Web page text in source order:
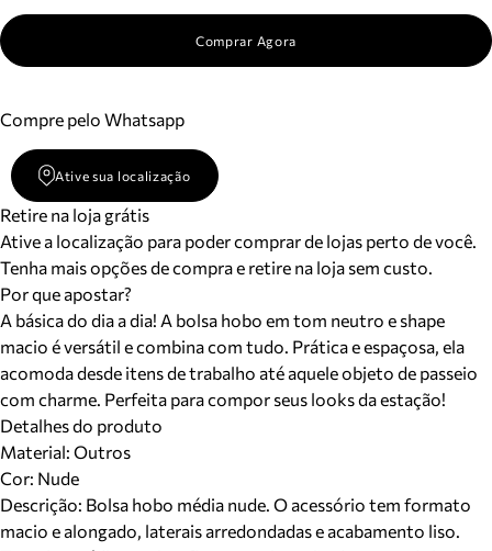
Comprar Agora
Compre pelo Whatsapp
Ative sua localização
Retire na loja grátis
Ative a localização para poder comprar de lojas perto de você.
Tenha mais opções de compra e retire na loja sem custo.
Por que apostar?
A básica do dia a dia! A bolsa hobo em tom neutro e shape
macio é versátil e combina com tudo. Prática e espaçosa, ela
acomoda desde itens de trabalho até aquele objeto de passeio
com charme. Perfeita para compor seus looks da estação!
Detalhes do produto
Material: Outros
Cor: Nude
Descrição: Bolsa hobo média nude. O acessório tem formato
macio e alongado, laterais arredondadas e acabamento liso.